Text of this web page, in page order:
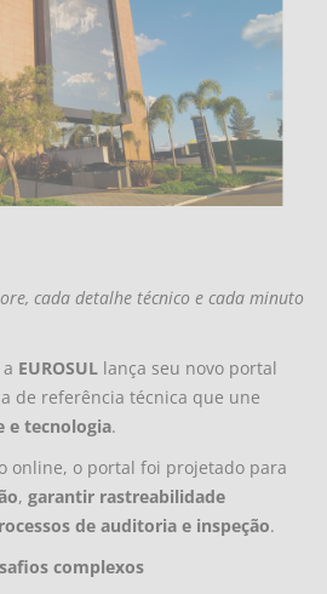
cada detalhe técnico e cada minuto
EUROSUL lança seu novo portal
de referência técnica que une
e tecnologia.
online, o portal foi projetado para
, garantir rastreabilidade
de auditoria e inspeção.
complexos